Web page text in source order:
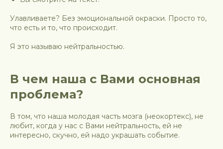
Улавливаете? Без эмоциональной окраски. Просто то,
что есть и то, что происходит.
Я это называю нейтральностью.
В чем наша с Вами основная
проблема?
В том, что наша молодая часть мозга (неокортекс), не
любит, когда у нас с Вами нейтральность, ей не
интересно, скучно, ей надо украшать событие.